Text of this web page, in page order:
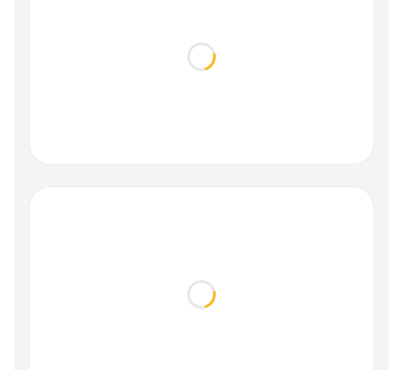
Loading...
Loading...